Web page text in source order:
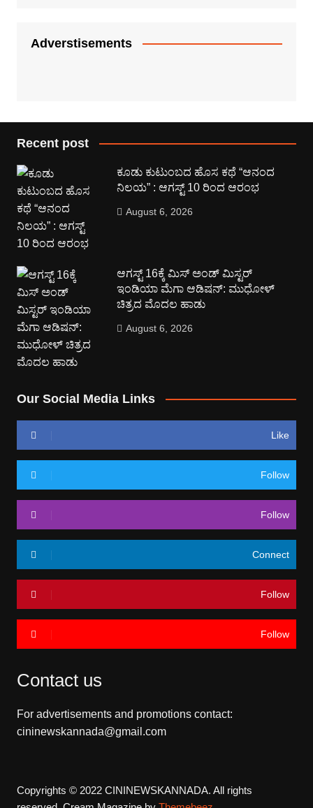
Adverstisements
Recent post
ಕೂಡು ಕುಟುಂಬದ ಹೊಸ ಕಥೆ “ಆನಂದ
ನಿಲಯ” : ಆಗಸ್ಟ್ 10 ರಿಂದ ಆರಂಭ
August 6, 2026
ಆಗಸ್ಟ್ 16ಕ್ಕೆ ಮಿಸ್ ಅಂಡ್ ಮಿಸ್ಟರ್
ಇಂಡಿಯಾ ಮೆಗಾ ಆಡಿಷನ್: ಮುಧೋಳ್
ಚಿತ್ರದ ಮೊದಲ ಹಾಡು
August 6, 2026
Our Social Media Links
Like
Follow
Follow
Connect
Follow
Follow
Contact us
For advertisements and promotions contact:
cininewskannada@gmail.com
Copyrights © 2022 CININEWSKANNADA. All rights